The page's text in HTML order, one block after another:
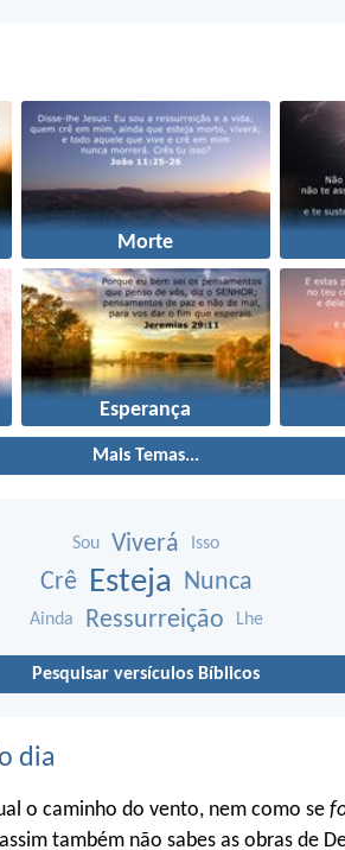
Morte
Esperança
Mais Temas...
Sou Viverá Isso
Crê Esteja Nunca
Ainda Ressurreição Lhe
Pesquisar versículos Bíblicos
dia
o caminho do vento, nem como se
também não sabes as obras de